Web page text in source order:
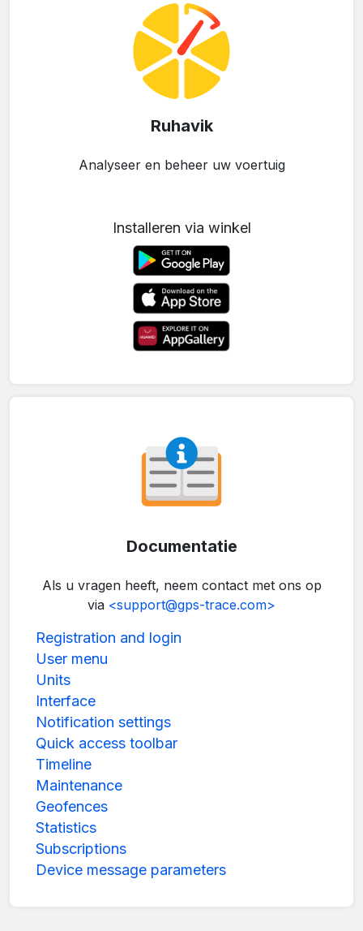
Ruhavik
Analyseer en beheer uw voertuig
Installeren via winkel
Documentatie
Als u vragen heeft, neem contact met ons op
via <support@gps-trace.com>
Registration and login
User menu
Units
Interface
Notification settings
Quick access toolbar
Timeline
Maintenance
Geofences
Statistics
Subscriptions
Device message parameters